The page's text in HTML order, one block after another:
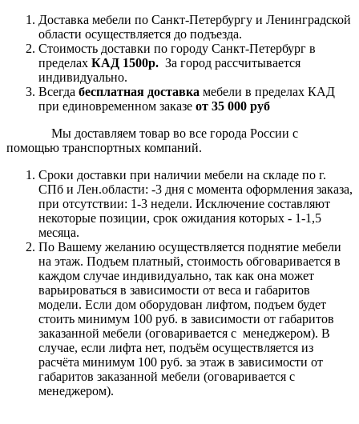
Доставка мебели по Санкт-Петербургу и Ленинградской
области осуществляется до подъезда.
Стоимость доставки по городу Санкт-Петербург в
пределах КАД 1500р. За город рассчитывается
индивидуально.
Всегда бесплатная доставка мебели в пределах КАД
при единовременном заказе от 35 000 руб
Мы доставляем товар во все города России с
помощью транспортных компаний.
Сроки доставки при наличии мебели на складе по г.
СПб и Лен.области: -3 дня с момента оформления заказа,
при отсутствии: 1-3 недели. Исключение составляют
некоторые позиции, срок ожидания которых - 1-1,5
месяца.
По Вашему желанию осуществляется поднятие мебели
на этаж. Подъем платный, стоимость обговаривается в
каждом случае индивидуально, так как она может
варьироваться в зависимости от веса и габаритов
модели. Если дом оборудован лифтом, подъем будет
стоить минимум 100 руб. в зависимости от габаритов
заказанной мебели (оговаривается с менеджером). В
случае, если лифта нет, подъём осуществляется из
расчёта минимум 100 руб. за этаж в зависимости от
габаритов заказанной мебели (оговаривается с
менеджером).